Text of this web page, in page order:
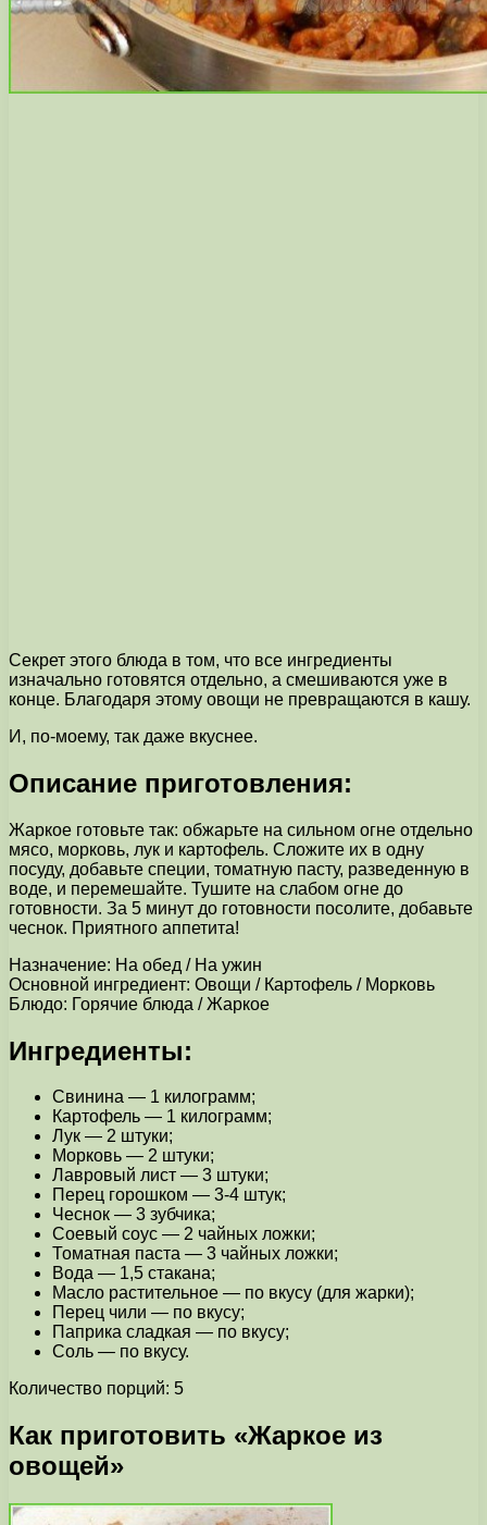
Секрет этого блюда в том, что все ингредиенты
изначально готовятся отдельно, а смешиваются уже в
конце. Благодаря этому овощи не превращаются в кашу.
И, по-моему, так даже вкуснее.
Описание приготовления:
Жаркое готовьте так: обжарьте на сильном огне отдельно
мясо, морковь, лук и картофель. Сложите их в одну
посуду, добавьте специи, томатную пасту, разведенную в
воде, и перемешайте. Тушите на слабом огне до
готовности. За 5 минут до готовности посолите, добавьте
чеснок. Приятного аппетита!
Назначение: На обед / На ужин
Основной ингредиент: Овощи / Картофель / Морковь
Блюдо: Горячие блюда / Жаркое
Ингредиенты:
Свинина — 1 килограмм;
Картофель — 1 килограмм;
Лук — 2 штуки;
Морковь — 2 штуки;
Лавровый лист — 3 штуки;
Перец горошком — 3-4 штук;
Чеснок — 3 зубчика;
Соевый соус — 2 чайных ложки;
Томатная паста — 3 чайных ложки;
Вода — 1,5 стакана;
Масло растительное — по вкусу (для жарки);
Перец чили — по вкусу;
Паприка сладкая — по вкусу;
Соль — по вкусу.
Количество порций: 5
Как приготовить «Жаркое из
овощей»